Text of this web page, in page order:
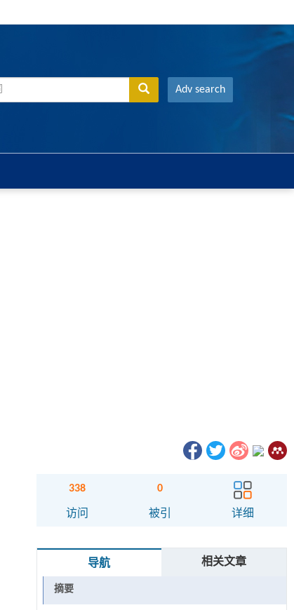
Adv search
338
访问
0
被引 详细
导航 相关文章
摘要